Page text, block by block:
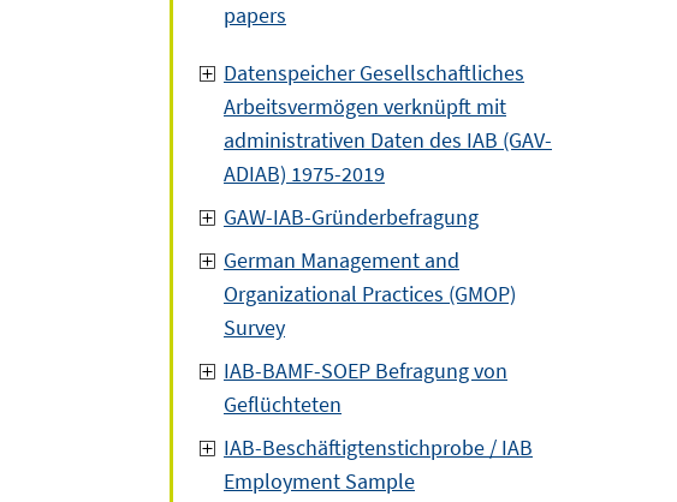
papers
Datenspeicher Gesellschaftliches
Arbeitsvermögen verknüpft mit
administrativen Daten des IAB (GAV-
ADIAB) 1975-2019
GAW-IAB-Gründerbefragung
German Management and
Organizational Practices (GMOP)
Survey
IAB-BAMF-SOEP Befragung von
Geflüchteten
IAB-Beschäftigtenstichprobe / IAB
Employment Sample